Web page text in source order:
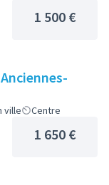
1 500 €
ville Centre
1 650 €